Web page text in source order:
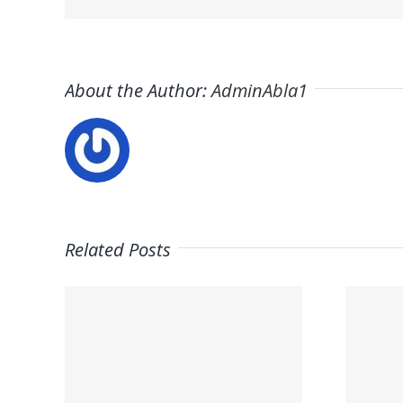
About the Author:AdminAbla1
Related Posts